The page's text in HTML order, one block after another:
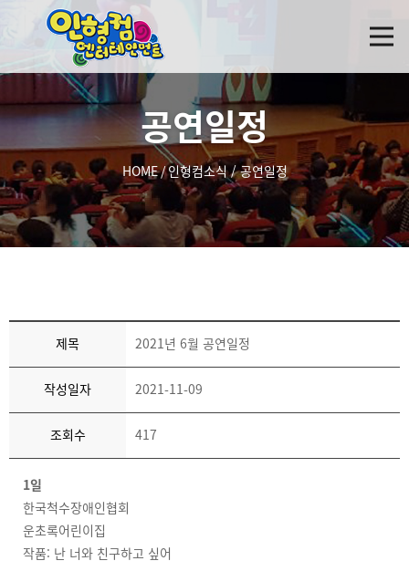
공연일정
HOME/인형컴소식/공연일정
제목 2021년 6월 공연일정
작성일자 2021-11-09
조회수 417
1일
한국척수장애인협회
운초록어린이집
작품: 난 너와 친구하고 싶어